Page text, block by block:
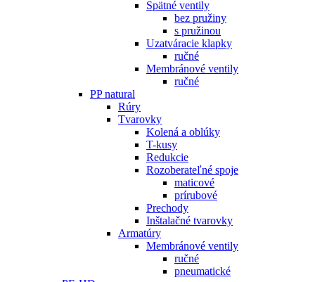
Spätné ventily
bez pružiny
s pružinou
Uzatváracie klapky
ručné
Membránové ventily
ručné
PP natural
Rúry
Tvarovky
Kolená a oblúky
T-kusy
Redukcie
Rozoberateľné spoje
maticové
prírubové
Prechody
Inštalačné tvarovky
Armatúry
Membránové ventily
ručné
pneumatické